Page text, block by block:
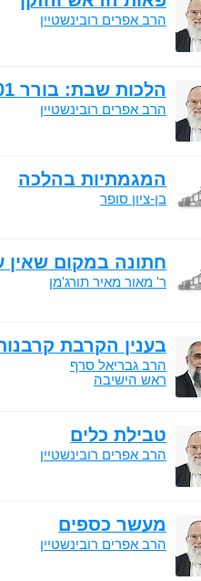
הרב אפרים רובינשטיין
הלכות שבת: בורר #01
הרב אפרים רובינשטיין
המגמתיות בהלכה
בן-ציון סופר
חתונה במקום שאין
ר' מאור מאיר תורג'מן
בענין הקרבת
הרב גבריאל סרף
ראש הישיבה
טבילת כלים
הרב אפרים רובינשטיין
מעשר כספים
הרב אפרים רובינשטיין